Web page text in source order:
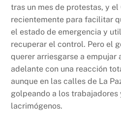
tras un mes de protestas, y el
recientemente para facilitar
el estado de emergencia y
recuperar el control. Pero el
querer arriesgarse a empujar
adelante con una reacción
aunque en las calles de La
golpeando a los trabajadores
lacrimógenos.